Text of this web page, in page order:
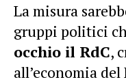
La misura
gruppi politici
occhio il RdC,
all’economia